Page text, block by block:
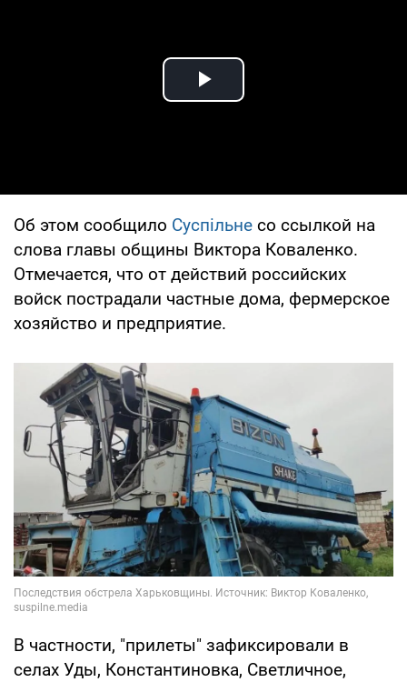
Play Video
Об этом сообщило Суспільне со ссылкой на
слова главы общины Виктора Коваленко.
Отмечается, что от действий российских
войск пострадали частные дома, фермерское
хозяйство и предприятие.
В частности, "прилеты" зафиксировали в
селах Уды, Константиновка, Светличное,